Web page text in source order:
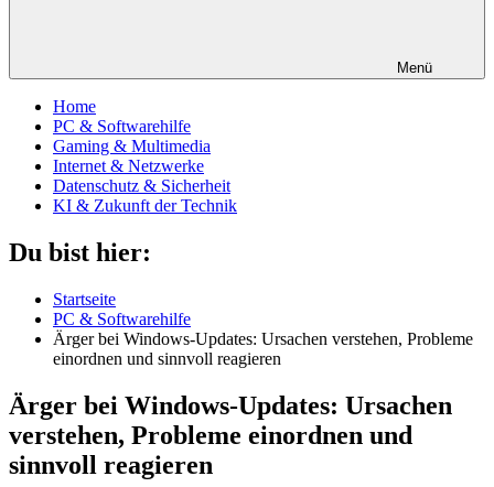
Menü
Home
PC & Softwarehilfe
Gaming & Multimedia
Internet & Netzwerke
Datenschutz & Sicherheit
KI & Zukunft der Technik
Du bist hier:
Startseite
PC & Softwarehilfe
Ärger bei Windows-Updates: Ursachen verstehen, Probleme
einordnen und sinnvoll reagieren
Ärger bei Windows-Updates: Ursachen
verstehen, Probleme einordnen und
sinnvoll reagieren